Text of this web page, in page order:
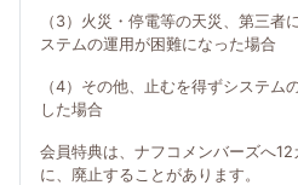
（3）火災・停電等の天災、第三者
ステムの運用が困難になった場合
（4）その他、止むを得ずシステム
した場合
会員特典は、ナフコメンバーズへ
に、廃止することがあります。